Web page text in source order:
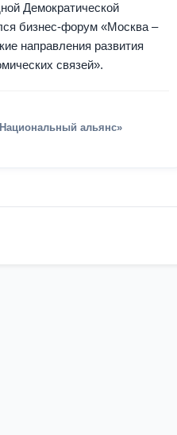
Демократической
бизнес-форум «Москва –
направления развития
связей».
альянс»